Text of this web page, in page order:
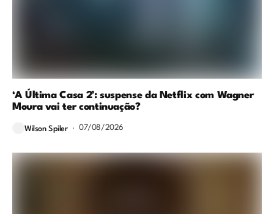
‘A Última Casa 2’: suspense da Netflix com Wagner
Moura vai ter continuação?
Wilson Spiler 07/08/2026